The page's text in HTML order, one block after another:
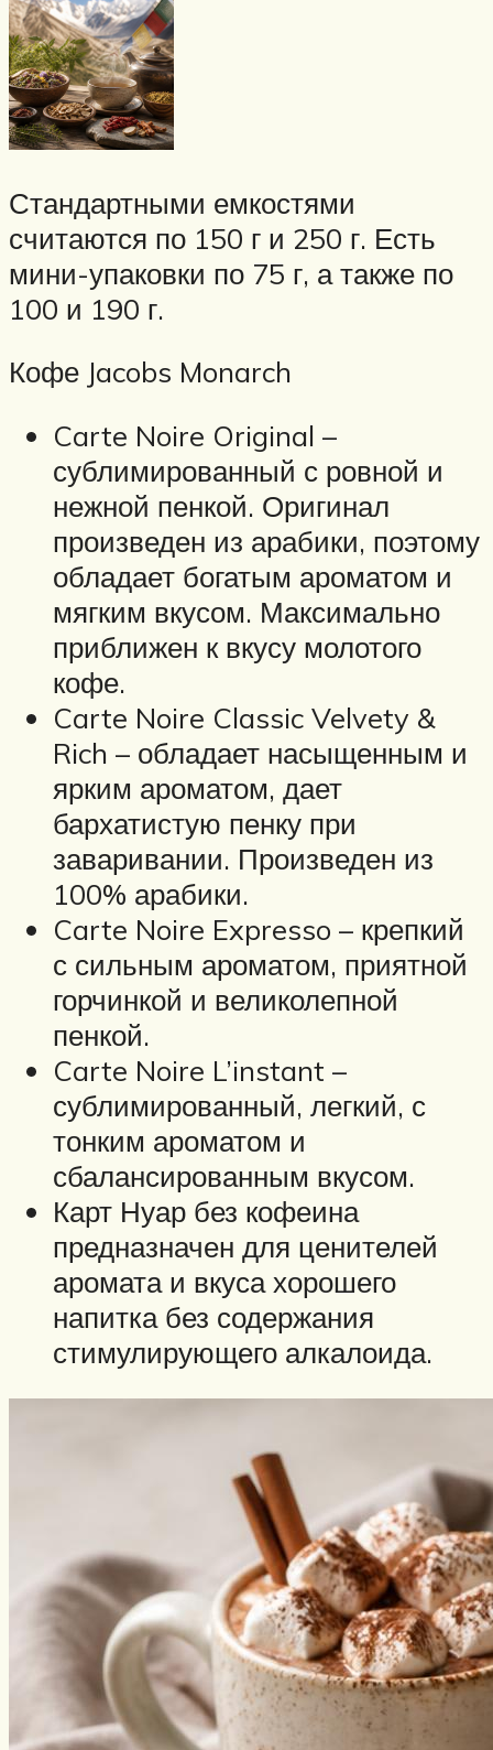
Стандартными емкостями
считаются по 150 г и 250 г. Есть
мини-упаковки по 75 г, а также по
100 и 190 г.
Кофе Jacobs Monarch
Carte Noire Original –
сублимированный с ровной и
нежной пенкой. Оригинал
произведен из арабики, поэтому
обладает богатым ароматом и
мягким вкусом. Максимально
приближен к вкусу молотого
кофе.
Carte Noire Classic Velvety &
Rich – обладает насыщенным и
ярким ароматом, дает
бархатистую пенку при
заваривании. Произведен из
100% арабики.
Carte Noire Expresso – крепкий
с сильным ароматом, приятной
горчинкой и великолепной
пенкой.
Carte Noire L’instant –
сублимированный, легкий, с
тонким ароматом и
сбалансированным вкусом.
Карт Нуар без кофеина
предназначен для ценителей
аромата и вкуса хорошего
напитка без содержания
стимулирующего алкалоида.